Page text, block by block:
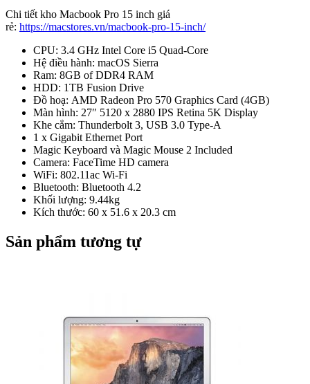
Chi tiết kho Macbook Pro 15 inch giá
rẻ: https://macstores.vn/macbook-pro-15-inch/
CPU: 3.4 GHz Intel Core i5 Quad-Core
Hệ điều hành: macOS Sierra
Ram: 8GB of DDR4 RAM
HDD: 1TB Fusion Drive
Đồ hoạ: AMD Radeon Pro 570 Graphics Card (4GB)
Màn hình: 27″ 5120 x 2880 IPS Retina 5K Display
Khe cắm: Thunderbolt 3, USB 3.0 Type-A
1 x Gigabit Ethernet Port
Magic Keyboard và Magic Mouse 2 Included
Camera: FaceTime HD camera
WiFi: 802.11ac Wi-Fi
Bluetooth: Bluetooth 4.2
Khối lượng: 9.44kg
Kích thước: 60 x 51.6 x 20.3 cm
Sản phẩm tương tự